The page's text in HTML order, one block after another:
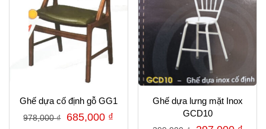
Ghế dựa cố định gỗ GG1
978,000₫
Giá
685,000 ₫
Ghế dựa lưng mặt Inox
GCD10